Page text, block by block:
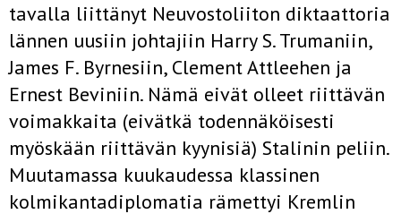
tavalla liittänyt Neuvostoliiton diktaattoria
lännen uusiin johtajiin Harry S. Trumaniin,
James F. Byrnesiin, Clement Attleehen ja
Ernest Beviniin. Nämä eivät olleet riittävän
voimakkaita (eivätkä todennäköisesti
myöskään riittävän kyynisiä) Stalinin peliin.
Muutamassa kuukaudessa klassinen
kolmikantadiplomatia rämettyi Kremlin